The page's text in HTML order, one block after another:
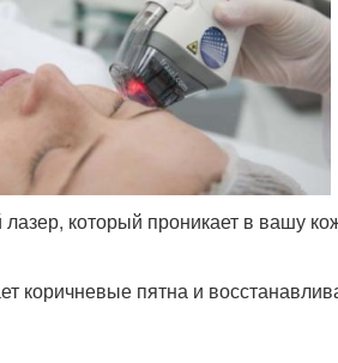
который проникает в вашу
пятна и